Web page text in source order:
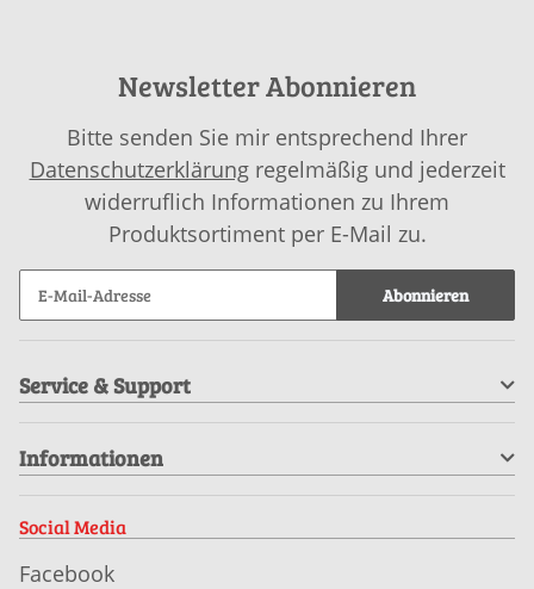
Newsletter Abonnieren
Bitte senden Sie mir entsprechend Ihrer
Datenschutzerklärungregelmäßig und jederzeit
widerruflich Informationen zu Ihrem
Produktsortiment per E-Mail zu.
Abonnieren
Service & Support
Informationen
Social Media
Facebook